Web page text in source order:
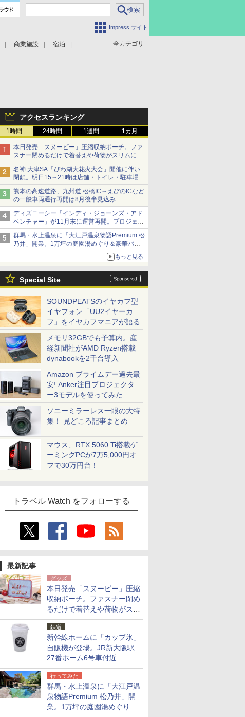
Impress サイト
全カテゴリ
商業施設 宿泊
アクセスランキング
1時間 24時間 1週間 1カ月
本日発売「スヌーピー」圧縮収納ポーチ。ファ
スナー閉めるだけで着替えや荷物がスリムにま
とまる
名神 大津SA「びわ湖大花火大会」開催に伴い
閉鎖。明日15～21時は店舗・トイレ・駐車場の
利用不可
熊本の高速道路、九州道 松橋IC～えびのICなど
の一般車両通行再開は8月後半見込み
ディズニーシー「インディ・ジョーンズ・アド
ベンチャー」が11月末に運営再開。プロジェク
ションマッピングを追加、DPAは1500円
群馬・水上温泉に「大江戸温泉物語Premium 松
乃井」開業。1万坪の庭園湯めぐり＆豪華バイ
もっと見る
Special Site
SOUNDPEATSのイヤカフ型
イヤフォン「UU2イヤーカ
フ」をイヤカフマニアが語る
メモリ32GBでも予算内。産
経新聞社がAMD Ryzen搭載
dynabookを2千台導入
Amazon プライムデー過去最
安! Anker注目プロジェクタ
ー3モデルを使ってみた
ソニーミラーレス一眼の大特
集！ 見どころ記事まとめ
マウス、RTX 5060 Ti搭載ゲ
ーミングPCが7万5,000円オ
フで30万円台！
トラベル Watch をフォローする
最新記事
グッズ
本日発売「スヌーピー」圧縮
収納ポーチ。ファスナー閉め
るだけで着替えや荷物がスリ
ムにまとまる
鉄道
新幹線ホームに「カップ氷」
自販機が登場。JR新大阪駅
27番ホーム6号車付近
行ってみた
群馬・水上温泉に「大江戸温
泉物語Premium 松乃井」開
業。1万坪の庭園湯めぐり＆